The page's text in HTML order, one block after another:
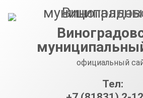
официальный
Тел: